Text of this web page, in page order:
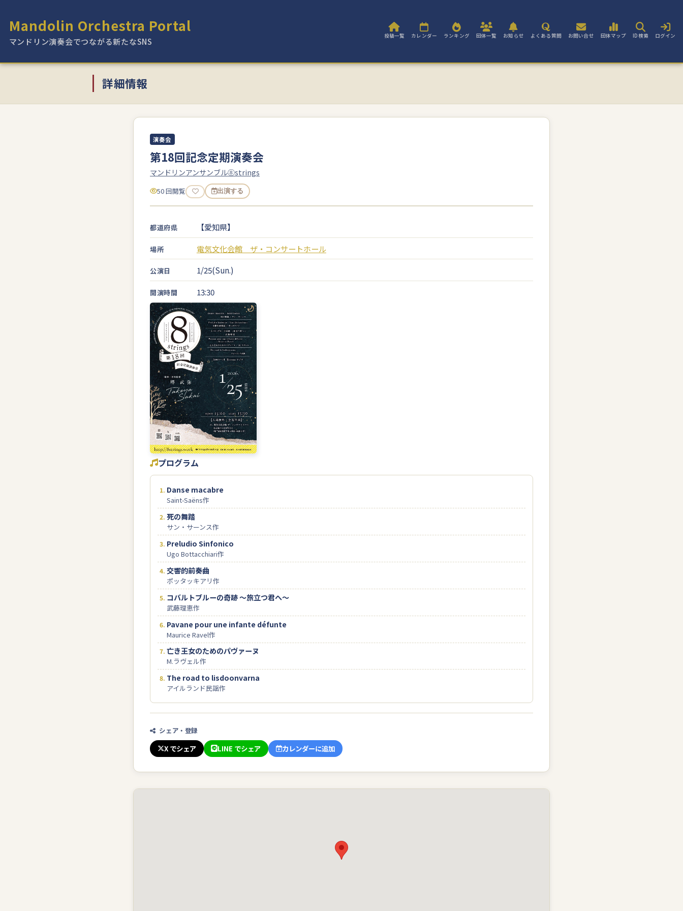
Mandolin Orchestra Portal
マンドリン演奏会でつながる新たなSNS
投稿一覧 カレンダー ランキング 団体一覧 お知らせ よくある質問 お問い合せ 団体マップ ID検索 ログイン
詳細情報
演奏会
第18回記念定期演奏会
マンドリンアンサンブル⑧strings
50 回閲覧 出演する
都道府県 【愛知県】
場所 電気文化会館 ザ・コンサートホール
公演日 1/25(Sun.)
開演時間 13:30
プログラム
Danse macabre
Saint-Saëns作
死の舞踏
サン・サーンス作
Preludio Sinfonico
Ugo Bottacchiari作
交響的前奏曲
ポッタッキアリ作
コバルトブルーの奇跡 ～旅立つ君へ～
武藤理恵作
Pavane pour une infante défunte
Maurice Ravel作
亡き王女のためのパヴァーヌ
M.ラヴェル作
The road to lisdoonvarna
アイルランド民謡作
シェア・登録
X でシェア LINE でシェア カレンダーに追加